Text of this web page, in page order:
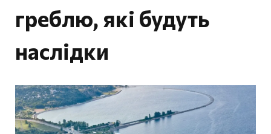
греблю, які будуть
наслідки